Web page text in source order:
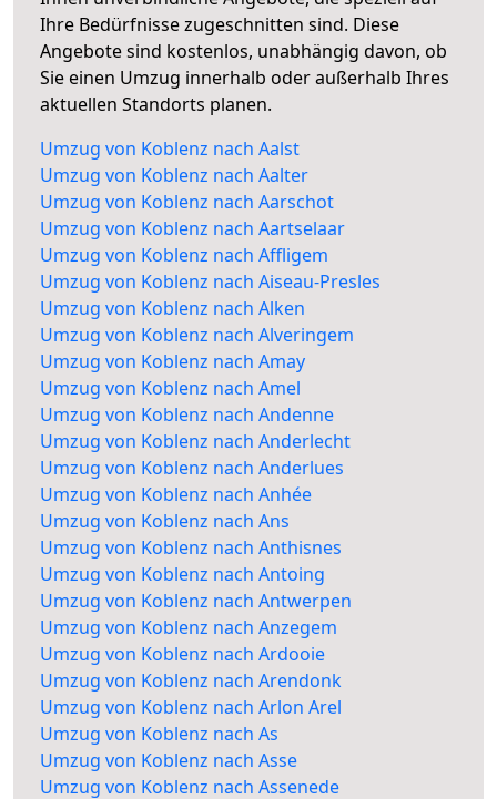
Ihre Bedürfnisse zugeschnitten sind. Diese
Angebote sind kostenlos, unabhängig davon, ob
Sie einen Umzug innerhalb oder außerhalb Ihres
aktuellen Standorts planen.
Umzug von Koblenz nach Aalst
Umzug von Koblenz nach Aalter
Umzug von Koblenz nach Aarschot
Umzug von Koblenz nach Aartselaar
Umzug von Koblenz nach Affligem
Umzug von Koblenz nach Aiseau-Presles
Umzug von Koblenz nach Alken
Umzug von Koblenz nach Alveringem
Umzug von Koblenz nach Amay
Umzug von Koblenz nach Amel
Umzug von Koblenz nach Andenne
Umzug von Koblenz nach Anderlecht
Umzug von Koblenz nach Anderlues
Umzug von Koblenz nach Anhée
Umzug von Koblenz nach Ans
Umzug von Koblenz nach Anthisnes
Umzug von Koblenz nach Antoing
Umzug von Koblenz nach Antwerpen
Umzug von Koblenz nach Anzegem
Umzug von Koblenz nach Ardooie
Umzug von Koblenz nach Arendonk
Umzug von Koblenz nach Arlon Arel
Umzug von Koblenz nach As
Umzug von Koblenz nach Asse
Umzug von Koblenz nach Assenede